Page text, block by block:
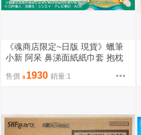
《魂商店限定~日版 現貨》蠟筆
小新 阿呆 鼻涕面紙紙巾套 抱枕
售價 1930 銷量:1